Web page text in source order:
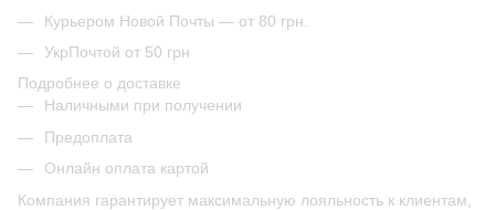
Курьером Новой Почты — от 80 грн.
УкрПочтой от 50 грн
Подробнее о доставке
Наличными при получении
Предоплата
Онлайн оплата картой
Компания гарантирует максимальную лояльность к клиентам,